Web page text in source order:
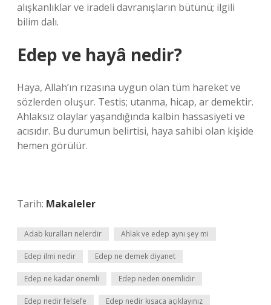
alışkanlıklar ve iradeli davranışların bütünü; ilgili
bilim dalı.
Edep ve hayâ nedir?
Haya, Allah’ın rızasına uygun olan tüm hareket ve
sözlerden oluşur. Testis; utanma, hicap, ar demektir.
Ahlaksız olaylar yaşandığında kalbin hassasiyeti ve
acısıdır. Bu durumun belirtisi, haya sahibi olan kişide
hemen görülür.
Tarih: Makaleler
Adab kuralları nelerdir Ahlak ve edep aynı şey mi
Edep ilmi nedir Edep ne demek diyanet
Edep ne kadar önemli Edep neden önemlidir
Edep nedir felsefe Edep nedir kısaca açıklayınız